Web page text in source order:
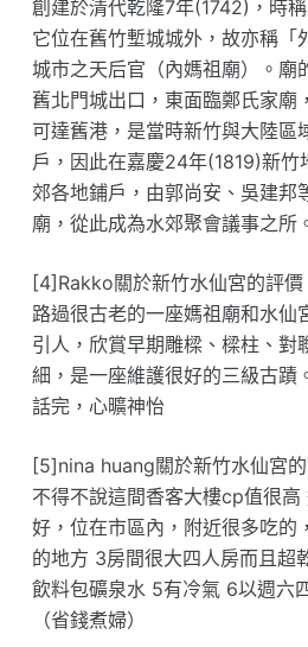
創建於清代乾隆7年(1742)，時
它位在舊竹塹城城外，故亦稱「
城市之天后官（內媽祖廟）。廟
舊北門城出口，東面臨鄭氏家廟
可達舊港，是當時新竹與大陸區
戶，因此在嘉慶24年(1819)新竹
郊各地鋪戶，由郭尚安、吳建邦
廟，從此成為水郊聚會議事之所
[4]Rakko關於新竹水仙宮的評價
路過很古老的一座媽祖廟和水仙
引人，欣賞早期雕樑、樑柱、對
細，是一座維護很好的三級古蹟
話完，心曠神怡
[5]nina huang關於新竹水仙宮的
不得不說這間香客大樓cp值很
好，位在市區內，附近很多吃的
的地方 3房間很大四人房而且超
飲料包礦泉水 5有冷氣 6以週六
（省錢煮婦）